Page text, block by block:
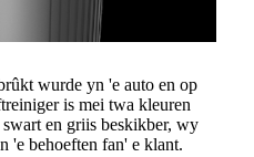
wurde yn 'e auto en op
is mei twa kleuren
en griis beskikber, wy
'e behoeften fan' e klant.